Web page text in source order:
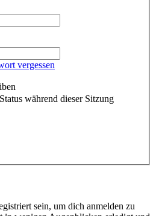
vergessen
während dieser Sitzung
sein, um dich anmelden zu